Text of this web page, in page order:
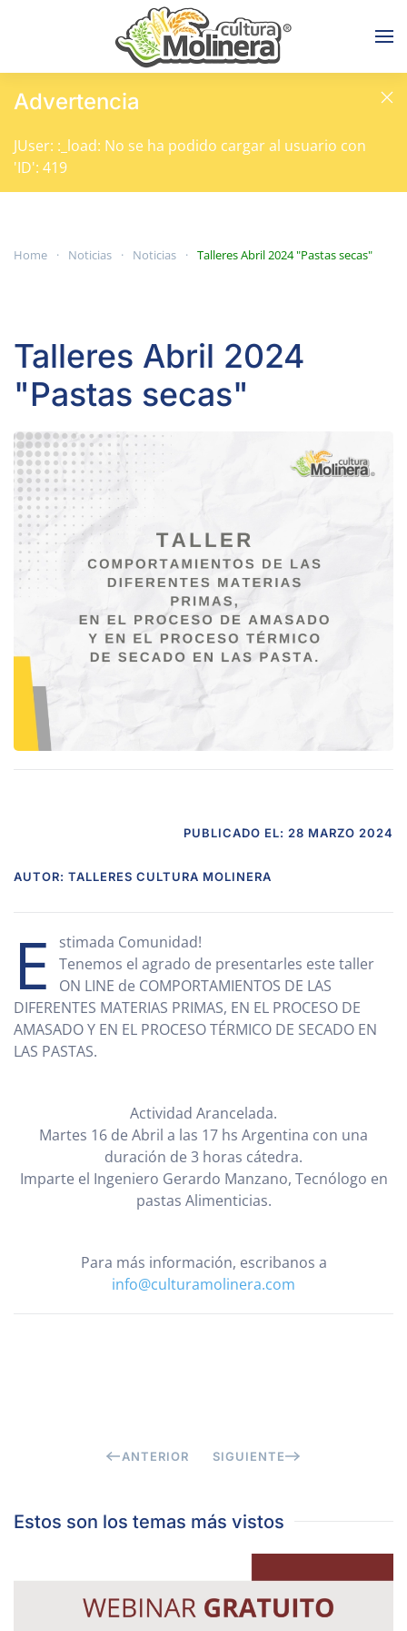
Skip to main content
Advertencia
JUser: :_load: No se ha podido cargar al usuario con
'ID': 419
Home Noticias Noticias Talleres Abril 2024 "Pastas secas"
Talleres Abril 2024
"Pastas secas"
PUBLICADO EL: 28 MARZO 2024
AUTOR: TALLERES CULTURA MOLINERA
E
stimada Comunidad!
Tenemos el agrado de presentarles este taller
ON LINE de COMPORTAMIENTOS DE LAS
DIFERENTES MATERIAS PRIMAS, EN EL PROCESO DE
AMASADO Y EN EL PROCESO TÉRMICO DE SECADO EN
LAS PASTAS.
Actividad Arancelada.
Martes 16 de Abril a las 17 hs Argentina con una
duración de 3 horas cátedra.
Imparte el Ingeniero Gerardo Manzano, Tecnólogo en
pastas Alimenticias.
Para más información, escribanos a
info@culturamolinera.com
ANTERIOR SIGUIENTE
Estos son los temas más vistos